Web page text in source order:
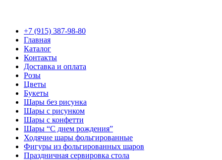
+7 (915) 387-98-80
Главная
Каталог
Контакты
Доставка и оплата
Розы
Цветы
Букеты
Шары без рисунка
Шары с рисунком
Шары с конфетти
Шары “С днем рождения”
Ходячие шары фольгированные
Фигуры из фольгированных шаров
Праздничная сервировка стола